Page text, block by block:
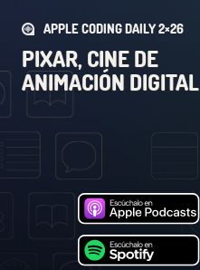
APPLE CODING DAILY 2×26
PIXAR, CINE DE
ANIMACIÓN DIGITAL